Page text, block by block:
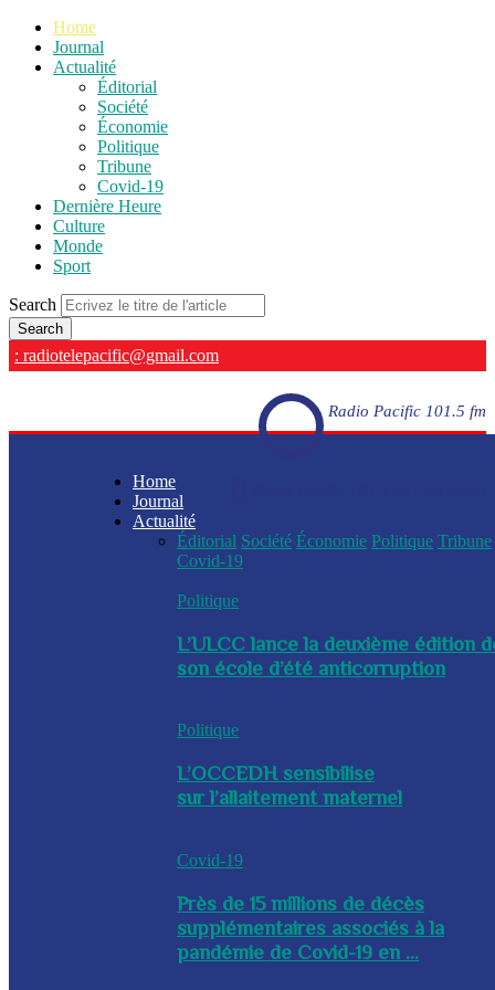
Home
Journal
Actualité
Éditorial
Société
Économie
Politique
Tribune
Covid-19
Dernière Heure
Culture
Monde
Sport
Search
: radiotelepacific@gmail.com
Radio Pacific 101.5 fm
Home
Journal
Actualité
Éditorial Société Économie Politique Tribune
Covid-19
Politique
L’ULCC lance la deuxième édition
son école d’été anticorruption
Politique
L’OCCEDH sensibilise
sur l’allaitement maternel
Covid-19
Près de 15 millions de décès
supplémentaires associés à la
pandémie de Covid-19 en ...